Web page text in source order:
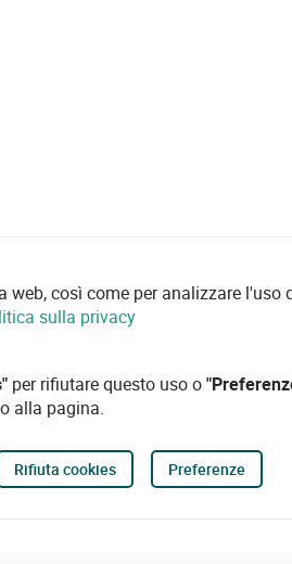
così come per analizzare
sulla privacy
per rifiutare questo uso o
alla pagina.
Rifiuta cookies Preferenze